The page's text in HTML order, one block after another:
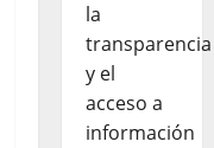
la
transparencia
y el
acceso a
información